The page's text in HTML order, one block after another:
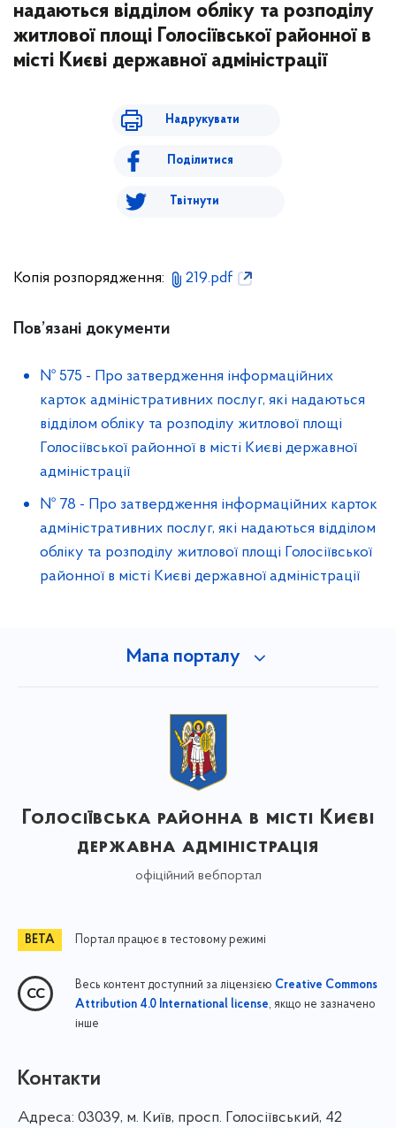
надаються відділом обліку та розподілу
житлової площі Голосіївської районної в
місті Києві державної адміністрації
Надрукувати
Поділитися
Твітнути
Копія розпорядження: 219.pdf
Пов’язані документи
№ 575 - Про затвердження інформаційних
карток адміністративних послуг, які надаються
відділом обліку та розподілу житлової площі
Голосіївської районної в місті Києві державної
адміністрації
№ 78 - Про затвердження інформаційних карток
адміністративних послуг, які надаються відділом
обліку та розподілу житлової площі Голосіївської
районної в місті Києві державної адміністрації
Мапа порталу
Голосіївська районна в місті Києві
державна адміністрація
офіційний вебпортал
Портал працює в тестовому режимі
Весь контент доступний за ліцензією Creative Commons
Attribution 4.0 International license, якщо не зазначено
інше
Контакти
Адреса: 03039, м. Київ, просп. Голосіївський, 42